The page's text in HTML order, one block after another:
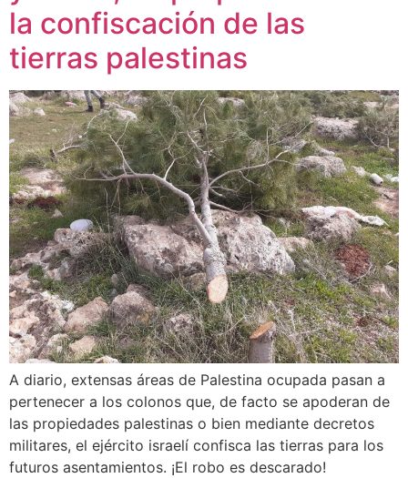
la confiscación de las
tierras palestinas
A diario, extensas áreas de Palestina ocupada pasan a
pertenecer a los colonos que, de facto se apoderan de
las propiedades palestinas o bien mediante decretos
militares, el ejército israelí confisca las tierras para los
futuros asentamientos. ¡El robo es descarado!